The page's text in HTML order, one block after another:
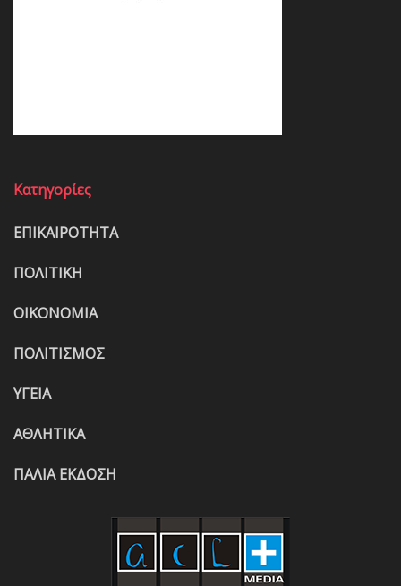
Κατηγορίες
ΕΠΙΚΑΙΡΟΤΗΤΑ
ΠΟΛΙΤΙΚΗ
ΟΙΚΟΝΟΜΙΑ
ΠΟΛΙΤΙΣΜΟΣ
ΥΓΕΙΑ
ΑΘΛΗΤΙΚΑ
ΠΑΛΙΑ ΕΚΔΟΣΗ